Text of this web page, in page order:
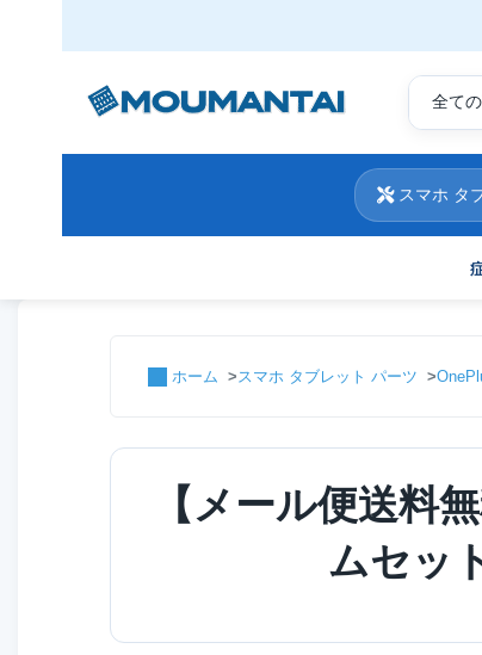
スマホ タ
ホーム スマホ タブレット パーツ
【メール便送料
ムセッ